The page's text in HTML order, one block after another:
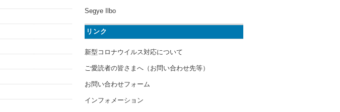
Segye Ilbo
リンク
新型コロナウイルス対応について
ご愛読者の皆さまへ（お問い合わせ先等）
お問い合わせフォーム
インフォメーション